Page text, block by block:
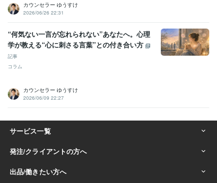
カウンセラー ゆうすけ
2026/06/26 22:31
“何気ない一言が忘れられない”あなたへ。心理
学が教える“心に刺さる言葉”との付き合い方
記事
コラム
カウンセラー ゆうすけ
2026/06/09 22:27